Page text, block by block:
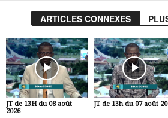
ARTICLES CONNEXES
JT de 13H du 08 août
2026
JT de 13h du 07 août